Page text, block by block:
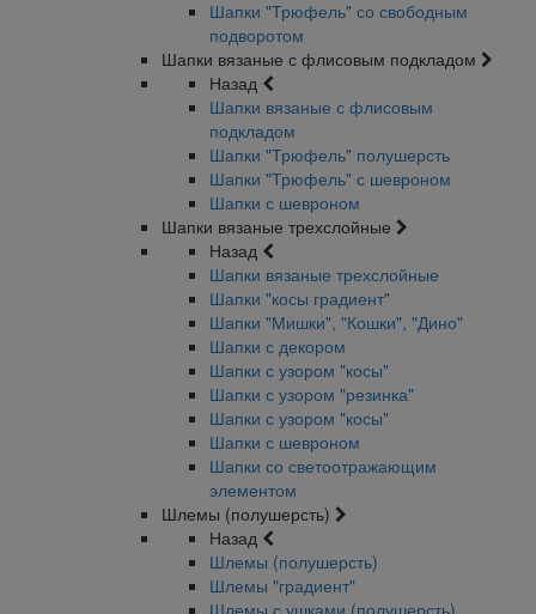
Шапки "Трюфель" со свободным
подворотом
Шапки вязаные с флисовым подкладом
Назад
Шапки вязаные с флисовым
подкладом
Шапки "Трюфель" полушерсть
Шапки "Трюфель" с шевроном
Шапки с шевроном
Шапки вязаные трехслойные
Назад
Шапки вязаные трехслойные
Шапки "косы градиент"
Шапки "Мишки", "Кошки", "Дино"
Шапки с декором
Шапки с узором "косы"
Шапки с узором "резинка"
Шапки с узором "косы"
Шапки с шевроном
Шапки со светоотражающим
элементом
Шлемы (полушерсть)
Назад
Шлемы (полушерсть)
Шлемы "градиент"
Шлемы с ушками (полушерсть)